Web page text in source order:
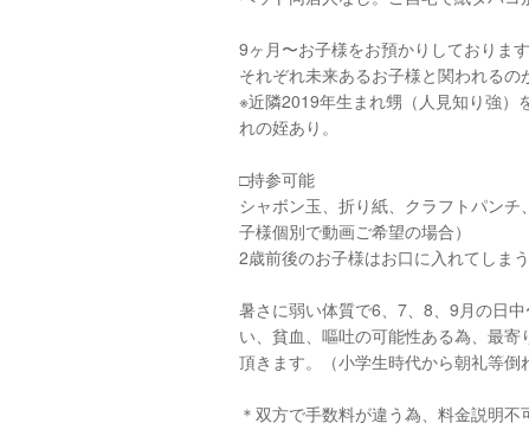
9ヶ月〜お子様をお預かりしておりま
それぞれ未来あるお子様と関われる
※近隣2019年生まれ甥（人見知り強）
れの姪あり。
□︎持参可能
シャボン玉、折り紙、クラフトパン
子様個別で動画ご希望の場合）
2歳前後のお子様はお口に入れてしま
暑さに弱い体質で6、7、8、9月の日
い、貧血、嘔吐の可能性ある為、最
頂きます。（小学生時代から朝礼等倒
＊双方で手数料が違う為、料金説明不